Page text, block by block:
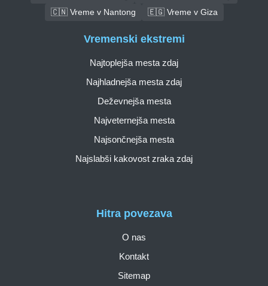
🇨🇳 Vreme v Nantong
🇪🇬 Vreme v Giza
Hitra povezava
O nas
Kontakt
Sitemap
Vremenski ekstremi
Najtoplejša mesta zdaj
Najhladnejša mesta zdaj
Deževnejša mesta
Najveternejša mesta
Najsončnejša mesta
Najslabši kakovost zraka zdaj